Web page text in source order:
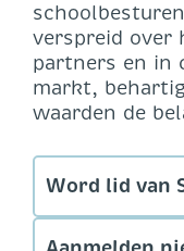
verspreid over
partners en in
markt,
waarden de
Word lid van